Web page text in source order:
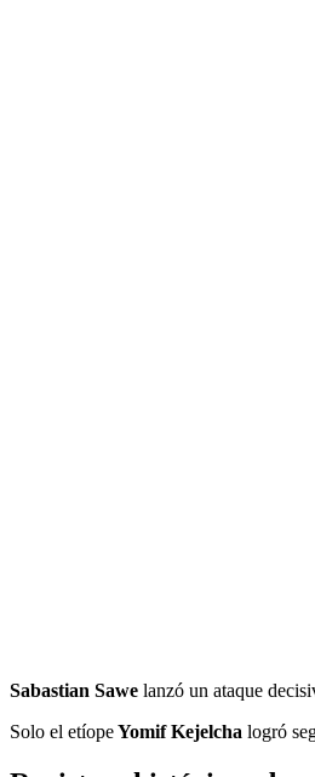
Sabastian Sawe lanzó un ataque
Solo el etíopeYomif Kejelcha logró